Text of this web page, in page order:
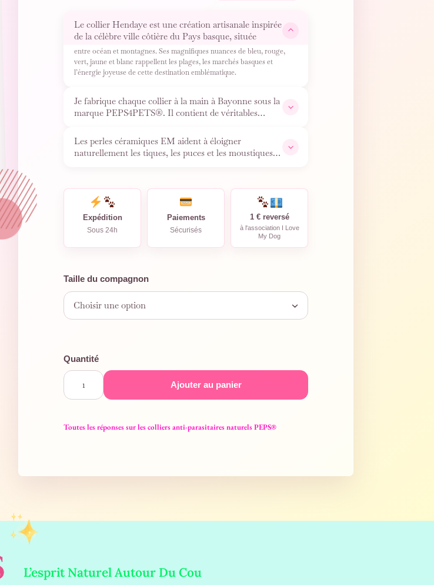
Le collier Hendaye est une création artisanale inspirée
de la célèbre ville côtière du Pays basque, située
entre océan et montagnes. Ses magnifiques nuances de bleu, rouge,
vert, jaune et blanc rappellent les plages, les marchés basques et
l’énergie joyeuse de cette destination emblématique.
Je fabrique chaque collier à la main à Bayonne sous la
marque PEPS4PETS®. Il contient de véritables
Les perles céramiques EM aident à éloigner
naturellement les tiques, les puces et les moustiques.
Expédition
Sous 24h
Paiements
Sécurisés
1 € reversé
à l'association I Love
My Dog
Taille du compagnon
Ajouter au panier
Toutes les réponses sur les colliers anti-parasitaires naturels PEPS®
L’esprit Naturel Autour Du Cou